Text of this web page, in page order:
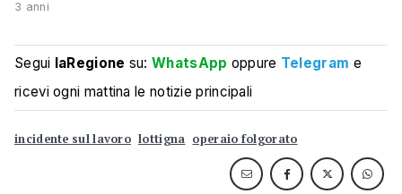
3 anni
Segui laRegione su:WhatsApp oppure Telegram e
ricevi ogni mattina le notizie principali
incidente sul lavoro lottigna operaio folgorato